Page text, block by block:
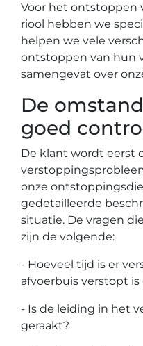
Voor het ontstoppen
riool hebben we
helpen we vele
ontstoppen van hun
samengevat over
De
goed
De klant wordt eerst
onze
gedetailleerde
situatie. De vragen
zijn de volgende:
- Hoeveel tijd is er
afvoerbuis verstopt is
- Is de leiding in het
geraakt?